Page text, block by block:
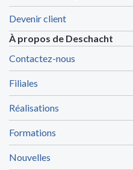
Devenir client
À propos de Deschacht
Contactez-nous
Filiales
Réalisations
Formations
Nouvelles